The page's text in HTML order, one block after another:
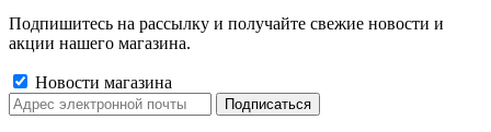
Подпишитесь на рассылку и получайте свежие новости и
акции нашего магазина.
Новости магазина